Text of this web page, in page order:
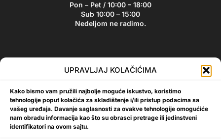
UPRAVLJAJ KOLAČIĆIMA
Kako bismo vam pružili najbolje moguće iskustvo, koristimo
tehnologije poput kolačića za skladištenje i/ili pristup podacima sa
vašeg uređaja. Davanje saglasnosti za ovakve tehnologije omogućiće
nam obradu informacija kao što su obrasci pretrage ili jedinstveni
identifikatori na ovom sajtu.
Pon – Pet / 10:00 – 18:00
Sub 10:00 – 15:00
Nedeljom ne radimo.
Bikesport Newsletter
akcijama i popustima!